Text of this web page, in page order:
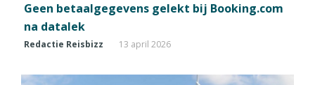
Geen betaalgegevens gelekt bij Booking.com
na datalek
Redactie Reisbizz 13 april 2026